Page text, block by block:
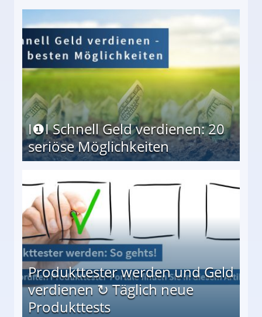
I❶I Schnell Geld verdienen: 20
seriöse Möglichkeiten
Produkttester werden und Geld
verdienen ↻ Täglich neue
Produkttests